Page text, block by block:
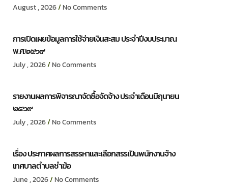
August , 2026 No Comments
การเปิดเผยข้อมูลการใช้จ่ายเงินสะสม ประจำปีงบประมาณ
พ.ศ.๒๕๖๙
July , 2026 No Comments
รายงานผลการพิจารณาจัดซื้อจัดจ้าง ประจำเดือนมิถุนายน
๒๕๖๙
July , 2026 No Comments
เรื่อง ประกาศผลการสรรหาและเลือกสรรเป็นพนักงานจ้าง
เทศบาลตำบลชำฆ้อ
June , 2026 No Comments